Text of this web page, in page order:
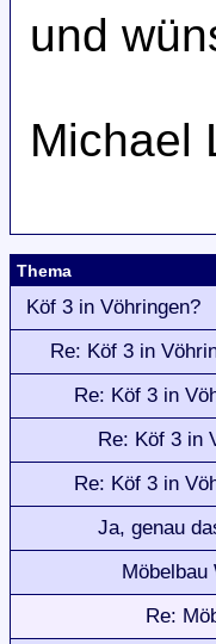
und
Michael
Thema
Köf 3 in Vöhringen?
Re: Köf 3 in
Re: Köf 3 in
Re: Köf 3 in
Re: Köf 3 in
Ja, genau
Möbelbau
Re: